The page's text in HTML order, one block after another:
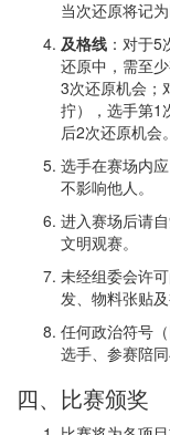
当次还原将记
及格线 ：对于
还原中，需至
3次还原机会；
拧），选手第1
后2次还原机会。
选手在赛场内
不影响他人。
进入赛场后请
文明观赛。
未经组委会许
发、物料张贴
任何政治符号
选手、参赛陪同
四、比赛颁奖